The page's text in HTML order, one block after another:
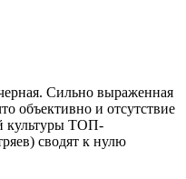
Сильно выраженная
объективно и отсутствие
культуры ТОП-
сводят к нулю